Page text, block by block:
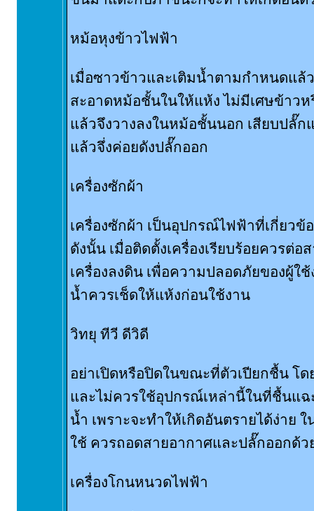
หม้อหุงข้าวไฟฟ้า
เมื่อซาวข้าวและเติมน้ำตามกำหนดแล้
สะอาดหม้อชั้นในให้แห้ง ไม่มีเศษข้าวห
แล้วจึงวางลงในหม้อชั้นนอก เสียบปลั๊
แล้วจึ่งค่อยดังปลั๊กออก
เครื่องซักผ้า
เครื่องซักผ้า เป็นอุปกรณ์ไฟฟ้าที่เกี่ยว
ดังนั้น เมื่อติดตั้งเครื่องเรียบร้อยควรต่อ
เครื่องลงดิน เพื่อความปลอดภัยของผู้ใช้
น้ำควรเช็ดให้แห้งก่อนใช้งาน
วิทยุ ทีวี ดีวิดี
อย่าเปิดหรือปิดในขณะที่ตัวเปียกชื้น โด
และไม่ควรใช้อุปกรณ์เหล่านี้ในที่ชื้นแฉ
น้ำ เพราะจะทำให้เกิดอันตรายได้ง่าย
ใช้ ควรถอดสายอากาศและปลั๊กออกด้ว
เครื่องโกนหนวดไฟฟ้า